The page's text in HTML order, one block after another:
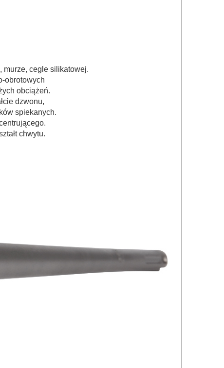
murze, cegle silikatowej.
obrotowych
obciążeń.
dzwonu,
spiekanych.
chwytu.